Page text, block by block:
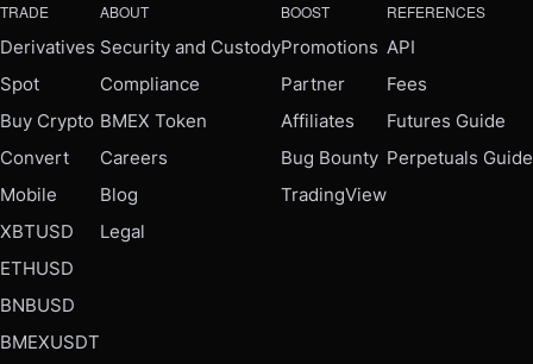
TRADE
Derivatives
Spot
Buy Crypto
Convert
Mobile
XBTUSD
ETHUSD
BNBUSD
BMEXUSDT
ABOUT
Security and Custody
Compliance
BMEX Token
Careers
Blog
Legal
BOOST
Promotions
Partner
Affiliates
Bug Bounty
TradingView
REFERENCES
API
Fees
Futures Guide
Perpetuals Guide